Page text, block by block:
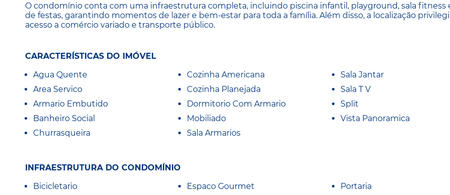
O condomínio conta com uma infraestrutura completa, incluindo piscina infantil, playground, sala fitness
de festas, garantindo momentos de lazer e bem-estar para toda a família. Além disso, a localização
acesso a comércio variado e transporte público.
CARACTERÍSTICAS DO IMÓVEL
Agua Quente
Area Servico
Armario Embutido
Banheiro Social
Churrasqueira
Cozinha Americana
Cozinha Planejada
Dormitorio Com Armario
Mobiliado
Sala Armarios
Sala Jantar
Sala T V
Split
Vista Panoramica
INFRAESTRUTURA DO CONDOMÍNIO
Bicicletario
Espaco Gourmet
Portaria